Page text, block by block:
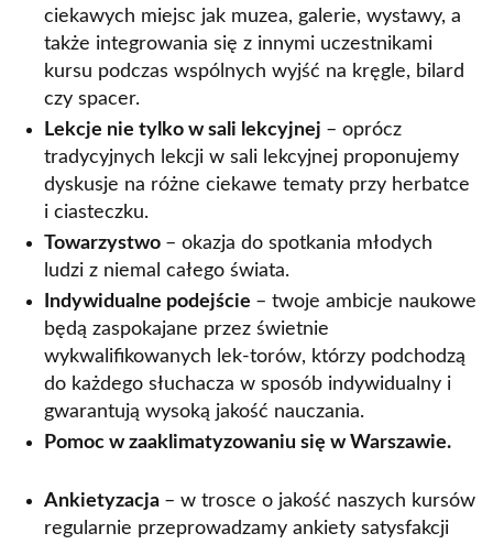
ciekawych miejsc jak muzea, galerie, wystawy, a
także integrowania się z innymi uczestnikami
kursu podczas wspólnych wyjść na kręgle, bilard
czy spacer.
Lekcje nie tylko w sali lekcyjnej – oprócz
tradycyjnych lekcji w sali lekcyjnej proponujemy
dyskusje na różne ciekawe tematy przy herbatce
i ciasteczku.
Towarzystwo – okazja do spotkania młodych
ludzi z niemal całego świata.
Indywidualne podejście – twoje ambicje naukowe
będą zaspokajane przez świetnie
wykwalifikowanych lek-torów, którzy podchodzą
do każdego słuchacza w sposób indywidualny i
gwarantują wysoką jakość nauczania.
Pomoc w zaaklimatyzowaniu się w Warszawie.
Ankietyzacja – w trosce o jakość naszych kursów
regularnie przeprowadzamy ankiety satysfakcji